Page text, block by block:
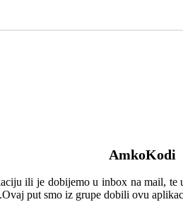
AmkoKodi
ili je dobijemo u inbox na mail, te
put smo iz grupe dobili ovu